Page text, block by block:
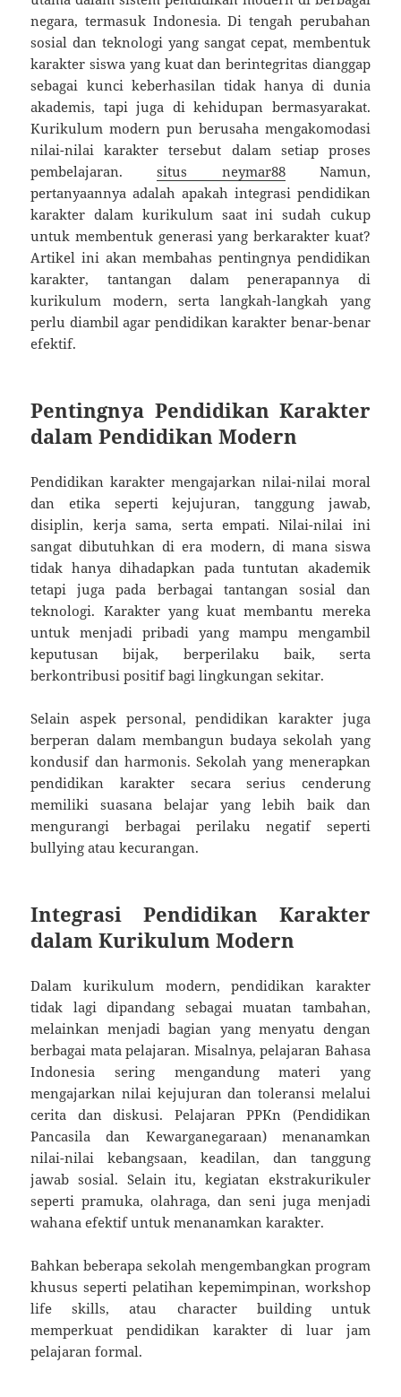
negara, termasuk Indonesia. Di tengah perubahan
sosial dan teknologi yang sangat cepat, membentuk
karakter siswa yang kuat dan berintegritas dianggap
sebagai kunci keberhasilan tidak hanya di dunia
akademis, tapi juga di kehidupan bermasyarakat.
Kurikulum modern pun berusaha mengakomodasi
nilai-nilai karakter tersebut dalam setiap proses
pembelajaran.situs neymar88Namun,
pertanyaannya adalah apakah integrasi pendidikan
karakter dalam kurikulum saat ini sudah cukup
untuk membentuk generasi yang berkarakter kuat?
Artikel ini akan membahas pentingnya pendidikan
karakter, tantangan dalam penerapannya di
kurikulum modern, serta langkah-langkah yang
perlu diambil agar pendidikan karakter benar-benar
efektif.
Pentingnya Pendidikan Karakter
dalam Pendidikan Modern
Pendidikan karakter mengajarkan nilai-nilai moral
dan etika seperti kejujuran, tanggung jawab,
disiplin, kerja sama, serta empati. Nilai-nilai ini
sangat dibutuhkan di era modern, di mana siswa
tidak hanya dihadapkan pada tuntutan akademik
tetapi juga pada berbagai tantangan sosial dan
teknologi. Karakter yang kuat membantu mereka
untuk menjadi pribadi yang mampu mengambil
keputusan bijak, berperilaku baik, serta
berkontribusi positif bagi lingkungan sekitar.
Selain aspek personal, pendidikan karakter juga
berperan dalam membangun budaya sekolah yang
kondusif dan harmonis. Sekolah yang menerapkan
pendidikan karakter secara serius cenderung
memiliki suasana belajar yang lebih baik dan
mengurangi berbagai perilaku negatif seperti
bullying atau kecurangan.
Integrasi Pendidikan Karakter
dalam Kurikulum Modern
Dalam kurikulum modern, pendidikan karakter
tidak lagi dipandang sebagai muatan tambahan,
melainkan menjadi bagian yang menyatu dengan
berbagai mata pelajaran. Misalnya, pelajaran Bahasa
Indonesia sering mengandung materi yang
mengajarkan nilai kejujuran dan toleransi melalui
cerita dan diskusi. Pelajaran PPKn (Pendidikan
Pancasila dan Kewarganegaraan) menanamkan
nilai-nilai kebangsaan, keadilan, dan tanggung
jawab sosial. Selain itu, kegiatan ekstrakurikuler
seperti pramuka, olahraga, dan seni juga menjadi
wahana efektif untuk menanamkan karakter.
Bahkan beberapa sekolah mengembangkan program
khusus seperti pelatihan kepemimpinan, workshop
life skills, atau character building untuk
memperkuat pendidikan karakter di luar jam
pelajaran formal.